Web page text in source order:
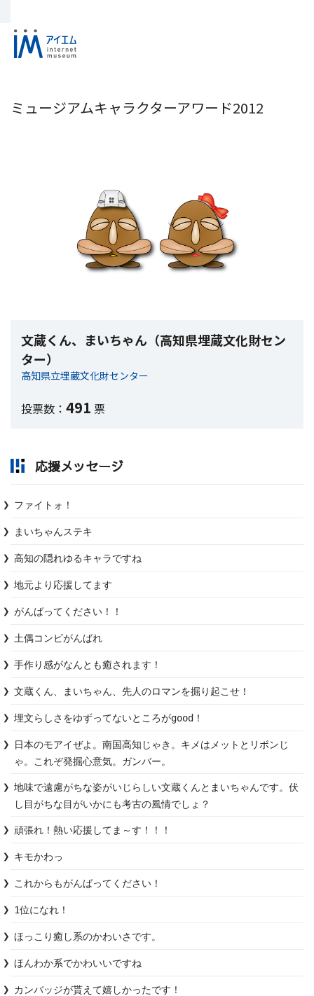
ミュージアムキャラクターアワード2012
文蔵くん、まいちゃん（高知県埋蔵文化財セン
ター）
高知県立埋蔵文化財センター
投票数： 491 票
応援メッセージ
ファイトォ！
まいちゃんステキ
高知の隠れゆるキャラですね
地元より応援してます
がんばってください！！
土偶コンビがんばれ
手作り感がなんとも癒されます！
文蔵くん、まいちゃん、先人のロマンを掘り起こせ！
埋文らしさをゆずってないところがgood！
日本のモアイぜよ。南国高知じゃき。キメはメットとリボンじ
ゃ。これぞ発掘心意気。ガンバー。
地味で遠慮がちな姿がいじらしい文蔵くんとまいちゃんです。伏
し目がちな目がいかにも考古の風情でしょ？
頑張れ！熱い応援してま～す！！！
キモかわっ
これからもがんばってください！
1位になれ！
ほっこり癒し系のかわいさです。
ほんわか系でかわいいですね
カンバッジが貰えて嬉しかったです！